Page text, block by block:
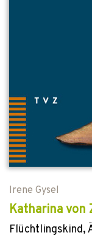
Irene Gysel
Katharina von
Flüchtlingskind,